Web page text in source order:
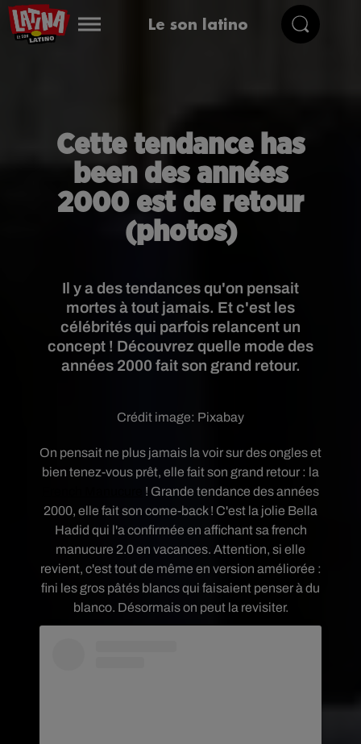
Le son latino
Cette tendance has
been des années
2000 est de retour
(photos)
Il y a des tendances qu'on pensait
mortes à tout jamais. Et c'est les
célébrités qui parfois relancent un
concept ! Découvrez quelle mode des
années 2000 fait son grand retour.
Crédit image: Pixabay
On pensait ne plus jamais la voir sur des ongles et
bien tenez-vous prêt, elle fait son grand retour : la
! Grande tendance des années
2000, elle fait son come-back ! C'est la jolie Bella
Hadid qui l'a confirmée en affichant sa french
manucure 2.0 en vacances. Attention, si elle
revient, c'est tout de même en version améliorée :
fini les gros pâtés blancs qui faisaient penser à du
blanco. Désormais on peut la revisiter.